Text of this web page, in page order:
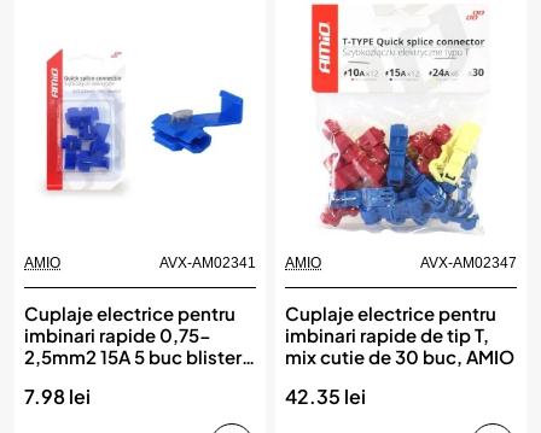
AMIO AVX-AM02341
Cuplaje electrice pentru
imbinari rapide 0,75-
2,5mm2 15A 5 buc blister,
7.98 lei
AMIO AVX-AM02347
Cuplaje electrice pentru
imbinari rapide de tip T,
mix cutie de 30 buc, AMIO
42.35 lei